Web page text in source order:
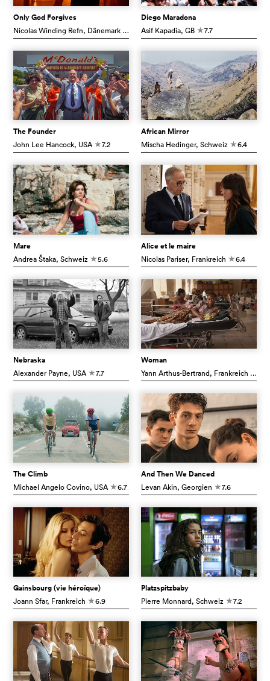
Only God Forgives
Nicolas Winding Refn, Dänemark
Diego Maradona
Asif Kapadia, GB c7.7
The Founder
John Lee Hancock, USA c7.2
African Mirror
Mischa Hedinger, Schweiz c6.4
Mare
Andrea Štaka, Schweiz c5.6
Alice et le maire
Nicolas Pariser, Frankreich c6.4
Nebraska
Alexander Payne, USA c7.7
Woman
Yann Arthus-Bertrand, Frankreich
The Climb
Michael Angelo Covino, USA c6.7
And Then We Danced
Levan Akin, Georgien c7.6
Gainsbourg (vie héroïque)
Joann Sfar, Frankreich c6.9
Platzspitzbaby
Pierre Monnard, Schweiz c7.2